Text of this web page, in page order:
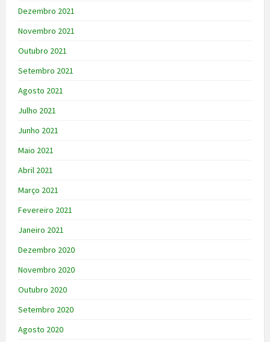
Dezembro 2021
Novembro 2021
Outubro 2021
Setembro 2021
Agosto 2021
Julho 2021
Junho 2021
Maio 2021
Abril 2021
Março 2021
Fevereiro 2021
Janeiro 2021
Dezembro 2020
Novembro 2020
Outubro 2020
Setembro 2020
Agosto 2020